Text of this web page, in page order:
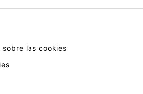
sobre las cookies